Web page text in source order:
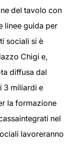
del tavolo con
linee guida per
sociali si è
Chigi e,
diffusa dal
3 miliardi e
la formazione
nel
lavoreranno